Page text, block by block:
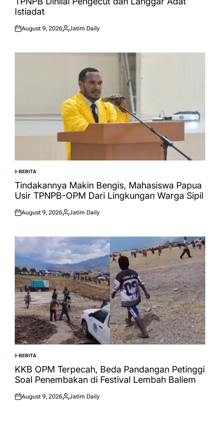
Istiadat
Posted
August 9, 2026
Posted
Jatim Daily
POSTED
IN
BERITA
Tindakannya Makin Bengis, Mahasiswa Papua
Usir TPNPB-OPM Dari Lingkungan Warga Sipil
Posted
August 9, 2026
Posted
Jatim Daily
POSTED
IN
BERITA
KKB OPM Terpecah, Beda Pandangan Petinggi
Soal Penembakan di Festival Lembah Baliem
Posted
August 9, 2026
Posted
Jatim Daily